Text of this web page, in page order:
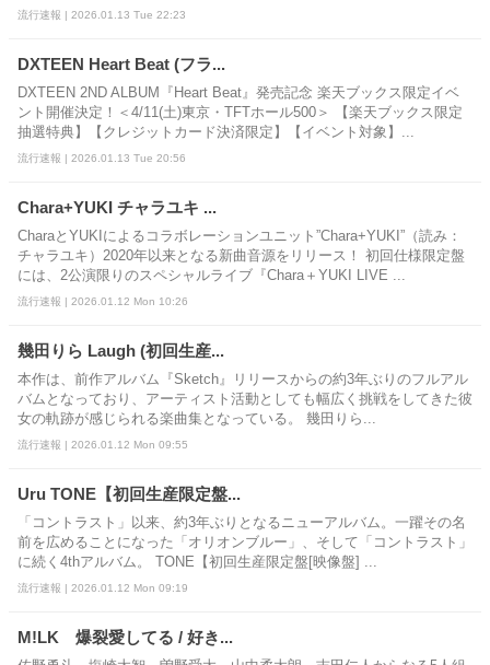
流行速報 | 2026.01.13 Tue 22:23
DXTEEN Heart Beat (フラ...
DXTEEN 2ND ALBUM『Heart Beat』発売記念 楽天ブックス限定イベ
ント開催決定！＜4/11(土)東京・TFTホール500＞ 【楽天ブックス限定
抽選特典】【クレジットカード決済限定】【イベント対象】...
流行速報 | 2026.01.13 Tue 20:56
Chara+YUKI チャラユキ ...
CharaとYUKIによるコラボレーションユニット”Chara+YUKI”（読み：
チャラユキ）2020年以来となる新曲音源をリリース！ 初回仕様限定盤
には、2公演限りのスペシャルライブ『Chara＋YUKI LIVE ...
流行速報 | 2026.01.12 Mon 10:26
幾田りら Laugh (初回生産...
本作は、前作アルバム『Sketch』リリースからの約3年ぶりのフルアル
バムとなっており、アーティスト活動としても幅広く挑戦をしてきた彼
女の軌跡が感じられる楽曲集となっている。 幾田りら...
流行速報 | 2026.01.12 Mon 09:55
Uru TONE【初回生産限定盤...
「コントラスト」以来、約3年ぶりとなるニューアルバム。一躍その名
前を広めることになった「オリオンブルー」、そして「コントラスト」
に続く4thアルバム。 TONE【初回生産限定盤[映像盤] ...
流行速報 | 2026.01.12 Mon 09:19
M!LK 爆裂愛してる / 好き...